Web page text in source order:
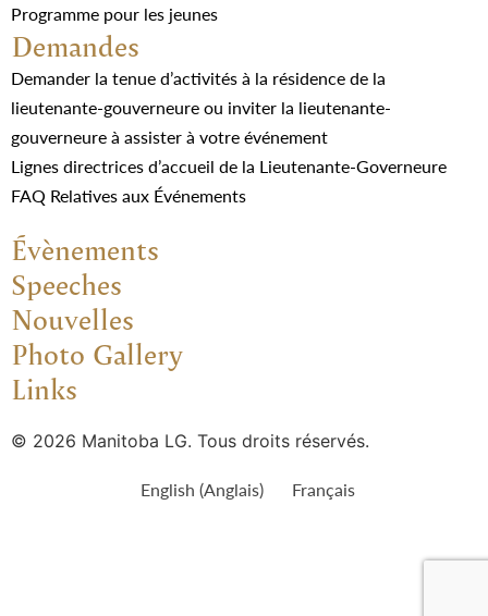
Programme pour les jeunes
Demandes
Demander la tenue d’activités à la résidence de la
lieutenante-gouverneure ou inviter la lieutenante-
gouverneure à assister à votre événement
Lignes directrices d’accueil de la Lieutenante-Governeure
FAQ Relatives aux Événements
Évènements
Speeches
Nouvelles
Photo Gallery
Links
© 2026 Manitoba LG. Tous droits réservés.
English (Anglais) Français